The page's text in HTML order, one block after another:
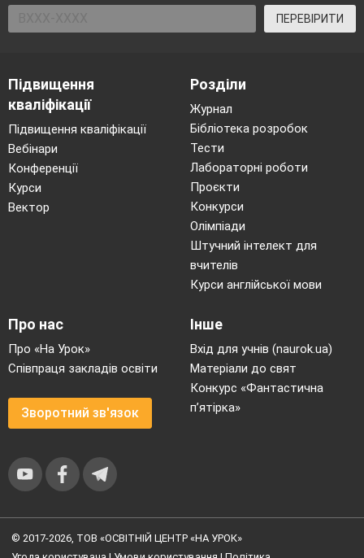
ПЕРЕВІРИТИ
Підвищення
кваліфікації
Підвищення кваліфікації
Вебінари
Конференції
Курси
Вектор
Розділи
Журнал
Бібліотека розробок
Тести
Лабораторні роботи
Проєкти
Конкурси
Олімпіади
Штучний інтелект для
вчителів
Курси англійської мови
Про нас
Про «На Урок»
Співпраця закладів освіти
Зворотний зв'язок
Інше
Вхід для учнів (naurok.ua)
Матеріали до свят
Конкурс «Фантастична
п’ятірка»
© 2017-2026, ТОВ «ОСВІТНІЙ ЦЕНТР «НА УРОК»